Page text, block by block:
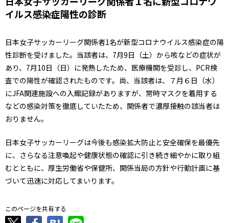
イルス感染症陽性の診断
日本女子サッカーリーグ関係者1名が新型コロナウイルス感染症の陽
性診断を受けました。当該者は、7月9日（土）から咳などの症状が
あり、7月10日（日）に発熱したため、医療機関を受診し、PCR検
査での陽性が確認されたものです。尚、当該者は、７月６日（水）
にJFA関連施設への入館記録がありますが、常時マスクを着用する
などの感染対策を徹底していたため、関係者で濃厚接触の該当者は
おりません。
日本女子サッカーリーグは今後も感染拡大防止と安全確保を最優先
に、さらなる注意喚起や健康状態の確認に引き続き細やかに取り組
むとともに、厚生労働省や保健所、関係当局の方針や行動計画に基
づいて迅速に対応してまいります。
このページを共有する